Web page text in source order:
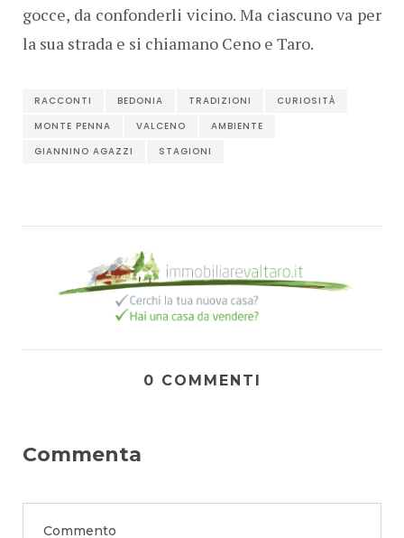
gocce, da confonderli vicino. Ma ciascuno va per
la sua strada e si chiamano Ceno e Taro.
RACCONTI BEDONIA TRADIZIONI
CURIOSITÀ
MONTE PENNA
VALCENO
AMBIENTE
GIANNINO AGAZZI
STAGIONI
0 COMMENTI
Commenta